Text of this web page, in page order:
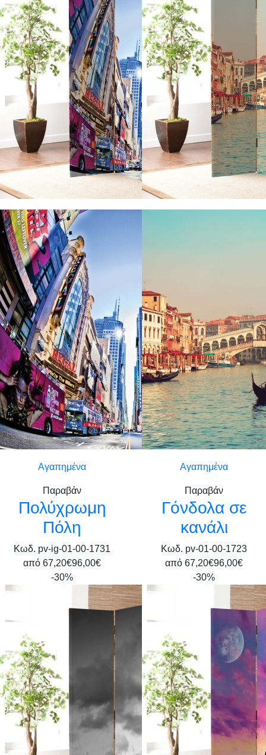
Αγαπημένα
Παραβάν
Πολύχρωμη
Πόλη
Κωδ. pv-ig-01-00-1731
από 67,20€96,00€
Αγαπημένα
Παραβάν
Γόνδολα σε
κανάλι
Κωδ. pv-01-00-1723
από 67,20€96,00€
-30%
-30%